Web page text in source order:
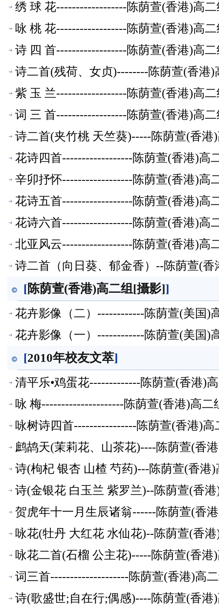
绣 球 花------------------陈荫萱(香港)高
咏 桃 花------------------陈荫萱(香港)高
诗 四 首------------------陈荫萱(香港)高
诗二首(残荷、女贞)--------陈荫萱(香港
紫 玉 兰------------------陈荫萱(香港)高
词 三 首------------------陈荫萱(香港)高
诗二首(夹竹桃 天竺葵)-----陈荫萱(香港
花诗四首------------------陈荫萱(香港)高
辛卯抒怀------------------陈荫萱(香港)高
花诗五首------------------陈荫萱(香港)高
花诗六首------------------陈荫萱(香港)高
北亚风云------------------陈荫萱(香港)高
诗二首（向日葵、郁金香）--陈荫萱(
[陈荫萱(香港)高二组[攝影]]
花卉影像（二）------------陈荫萱(美国)
花卉影像（一）------------陈荫萱(美国)
[2010年校友文萃]
清平乐•鸡蛋花-------------陈荫萱(香港)
咏 梅---------------------陈荫萱(香港)高二
咏树诗四首----------------陈荫萱(香港)高
鹧鸪天(茉莉花、山茶花)----陈荫萱(香
诗(枸杞 银杏 山楂 芍药)---陈荫萱(香港
诗(金银花 白玉兰 紫罗兰)--陈荫萱(香
贺虎年十一月生辰诸翁------陈荫萱(香
咏花(牡丹 大红花 水仙花)--陈荫萱(香
咏花二首(石榴 公主花)-----陈荫萱(香港
词三首--------------------陈荫萱(香港)高
诗(歌盛世;自在行;偶感)----陈荫萱(香港